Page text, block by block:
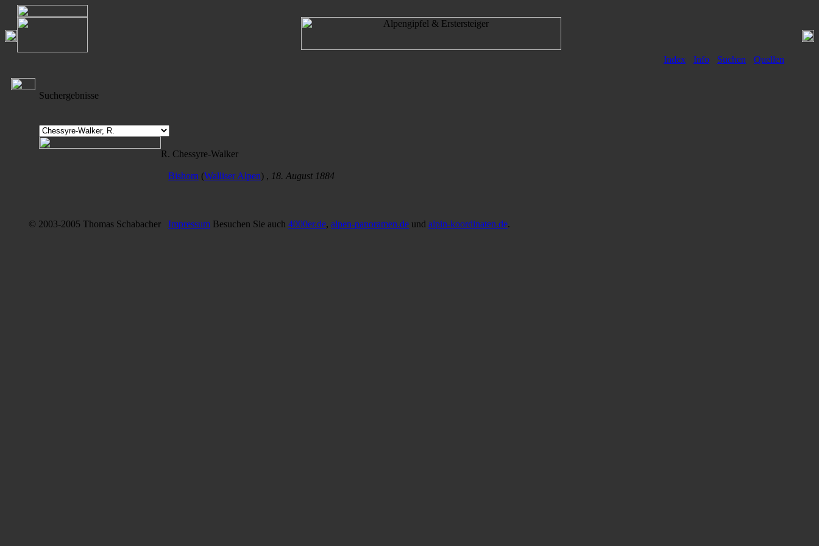
Index Info Suchen Quellen
Suchergebnisse
R. Chessyre-Walker
Bishorn (Walliser Alpen) , 18. August 1884
© 2003-2005 Thomas Schabacher Impressum Besuchen Sie auch 4000er.de, alpen-panoramen.de und alpin-koordinaten.de.